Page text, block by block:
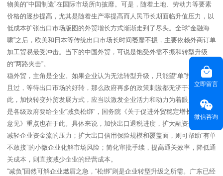
物美的“中国制造”在国际市场所向披靡。可是，随着土地、劳动力等要素
价格的逐步提高，尤其是随着生产率提高而人民币长期面临升值压力，以
低成本扩张出口市场版图的外贸增长方式渐渐走到了尽头。全球“金融海
啸”之后，欧美和日本等传统出口市场长时间萎靡不振，主要依赖外商订单
加工贸易最受冲击。当下的中国外贸，可说是饱受外需不振和转型升级
的“两路夹击”。
稳外贸，主角是企业。如果企业认为无法转型升级，只能望“单”打卦得过
且过，等待出口市场的好转，那么政府再多的政策刺激都无济于事。因
此，加快转变外贸发展方式，应当以激发企业活力和动力为着眼点，尤其
是各级政府要给企业“减负松绑”，国务院《关于促进外贸稳定增长的若干
意见》重点也在于此。具体来说，加快出口退税进度，扩大融资规模，可
减轻企业资金流的压力；扩大出口信用保险规模和覆盖面，则可帮助“有单
不敢接”的小微企业化解市场风险；简化审批手续，提高通关效率，降低通
关成本，则直接减少企业的经营成本。
“减负”固然可解企业燃眉之急，“松绑”则是企业转型升级之所需。广东已经
立即留言
微信咨询